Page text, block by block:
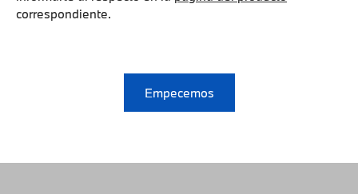
correspondiente.
Empecemos